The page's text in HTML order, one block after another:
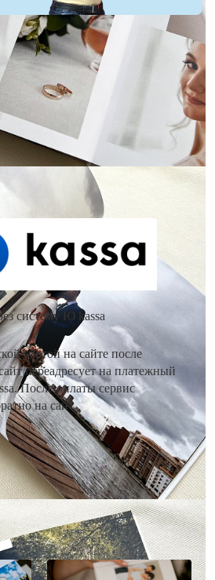
заказ?
систему Ю kassa
картой на сайте после
переадресует на платежный
После оплаты сервис
на сайт.
портфолио